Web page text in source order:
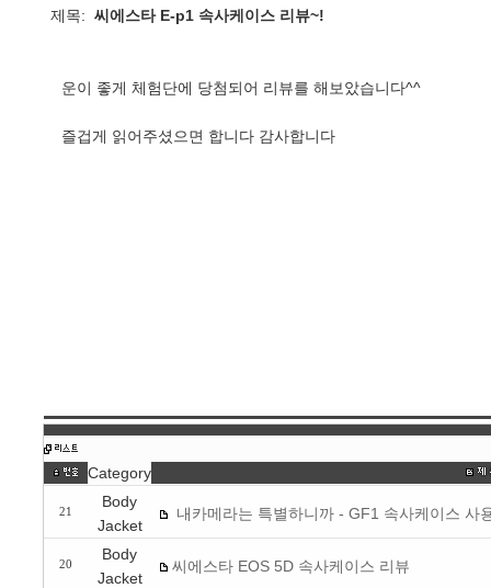
제목: 씨에스타 E-p1 속사케이스 리뷰~!
운이 좋게 체험단에 당첨되어 리뷰를 해보았습니다^^
즐겁게 읽어주셨으면 합니다 감사합니다
Category
21
Body
Jacket
내카메라는 특별하니까 - GF1 속사케이스 사
20
Body
Jacket
씨에스타 EOS 5D 속사케이스 리뷰